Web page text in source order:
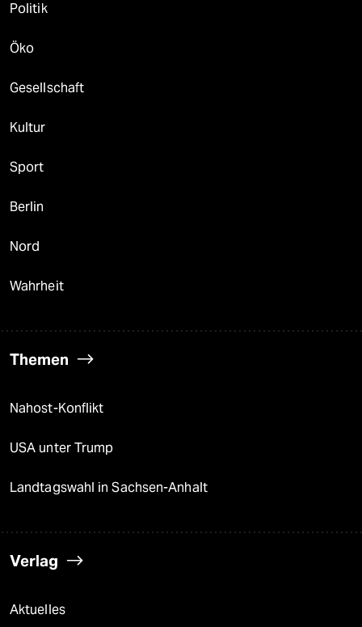
Politik
Öko
Gesellschaft
Kultur
Sport
Berlin
Nord
Wahrheit
Themen
Nahost-Konflikt
USA unter Trump
Landtagswahl in Sachsen-Anhalt
Verlag
Aktuelles